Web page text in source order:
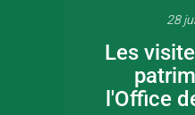
28
Les
l'Office